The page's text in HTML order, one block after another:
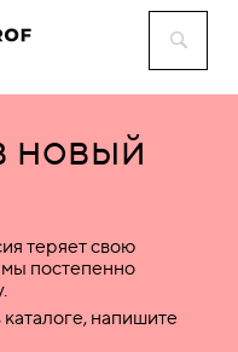
новый
теряет свою
постепенно
напишите